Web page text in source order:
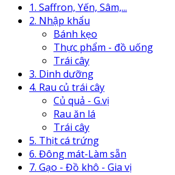
1. Saffron, Yến, Sâm,...
2. Nhập khẩu
Bánh kẹo
Thực phẩm - đồ uống
Trái cây
3. Dinh dưỡng
4. Rau củ trái cây
Củ quả - G.vị
Rau ăn lá
Trái cây
5. Thịt cá trứng
6. Đông mát-Làm sẵn
7. Gạo - Đồ khô - Gia vị